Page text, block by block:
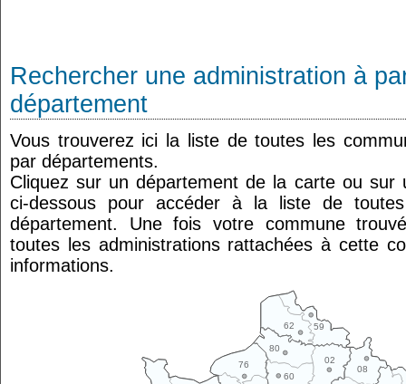
Rechercher une administration à
département
Vous trouverez ici la liste de toutes les
par départements.
Cliquez sur un département de la carte ou sur
ci-dessous pour accéder à la liste de
département. Une fois votre commune
toutes les administrations rattachées à cette
informations.
59
60
62
02
08
76
80